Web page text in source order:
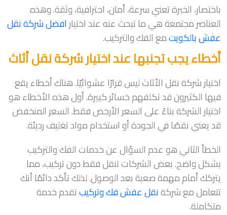
باختصار، الخبرة تعني سرعة، أمان، احترافية، وثقة. وهذه
العناصر مجتمعة هي ما تبحث عنه عند اختيارافضل شركة نقل
عفش بالكويتمع الفك والتركيب.
أخطاء يجب تجنبها عند اختيار شركة نقل أثاث
اختيار شركة نقل الأثاث ليس قرارًا عشوائيًا. هناك أخطاء يقع
فيها الكثيرون قد تكلفهم خسائر كبيرة. أول هذه الأخطاء هو
اختيار الشركة بناءً على السعر الأرخص فقط. السعر المنخفض
قد يعني نقصًا في الجودة أو استخدام مواد تغليف رديئة.
الخطأ الثاني هو عدم السؤال عن خدمات الفك والتركيب
بشكل واضح. بعض الشركات تنقل فقط دون تركيب، مما
يتركك أمام مهمة صعبة بعد الوصول. لذلك تأكد دائمًا أنك
تتعامل مع شركةنقل عفش فك وتركيبتقدم خدمة
متكاملة.